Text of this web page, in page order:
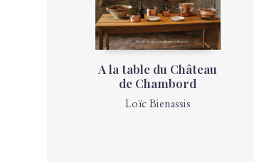
A la table du Château
de Chambord
Loïc Bienassis